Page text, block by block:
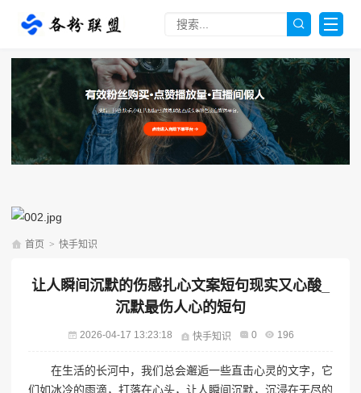
首页 > 快手知识
让人瞬间沉默的伤感扎心文案短句现实又心酸_
沉默最伤人心的短句
2026-04-17 13:23:18 快手知识 0 196
在生活的长河中，我们总会邂逅一些直击心灵的文字，它
们如冰冷的雨滴，打落在心头，让人瞬间沉默，沉浸在无尽的